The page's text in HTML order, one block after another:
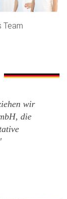
Team
wir
die